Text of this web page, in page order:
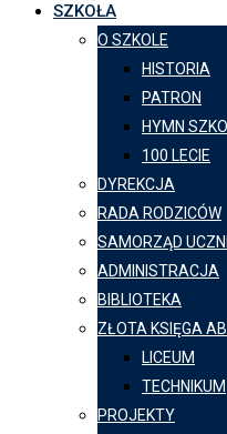
SZKOŁA
O SZKOLE
HISTORIA
PATRON
HYMN
100 LECIE
DYREKCJA
RADA RODZICÓW
SAMORZĄD
ADMINISTRACJA
BIBLIOTEKA
ZŁOTA KSIĘGA
LICEUM
TECHNIKUM
PROJEKTY